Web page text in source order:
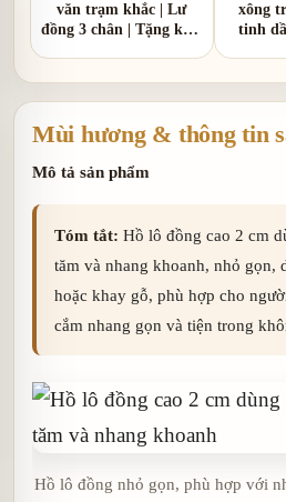
văn trạm khắc | Lư
đồng 3 chân | Tặng kèm
xông
tinh
Mùi hương & thông tin
Mô tả sản phẩm
Tóm tắt: Hồ lô đồng cao 2 cm
tăm và nhang khoanh, nhỏ gọn,
hoặc khay gỗ, phù hợp cho
cắm nhang gọn và tiện trong
Hồ lô đồng nhỏ gọn, phù hợp với